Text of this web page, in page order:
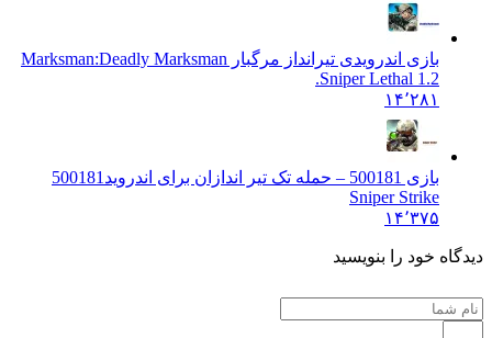
بازی اندرویدی تیرانداز مرگبار Marksman:Deadly Marksman
Sniper Lethal 1.2.
۱۴٬۲۸۱
500181
Sniper Strike
۱۴٬۳۷۵
خود را بنویسید